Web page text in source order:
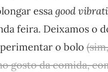
essa good
feira. Deixamos o
o bolo
gosto da comida,